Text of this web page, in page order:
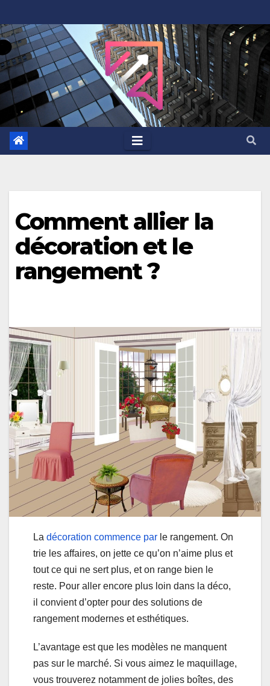
to
content
Comment allier la
décoration et le
rangement ?
La décoration commence par le rangement. On
trie les affaires, on jette ce qu’on n’aime plus et
tout ce qui ne sert plus, et on range bien le
reste. Pour aller encore plus loin dans la déco,
il convient d’opter pour des solutions de
rangement modernes et esthétiques.
L’avantage est que les modèles ne manquent
pas sur le marché. Si vous aimez le maquillage,
vous trouverez notamment de jolies boîtes, des